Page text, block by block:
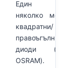
Един
няколко
квадратни/
правоъгълни
диоди
OSRAM).